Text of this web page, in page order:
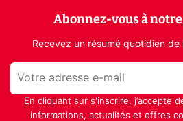
Abonnez-vous à
Recevez un résumé quotidien
En cliquant sur s'inscrire, j’accepte
informations, actualités et offres